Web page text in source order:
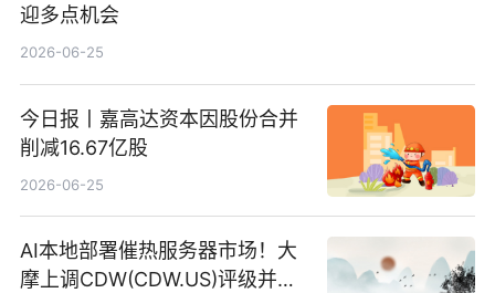
迎多点机会
2026-06-25
今日报丨嘉高达资本因股份合并
削减16.67亿股
2026-06-25
AI本地部署催热服务器市场！大
摩上调CDW(CDW.US)评级并看